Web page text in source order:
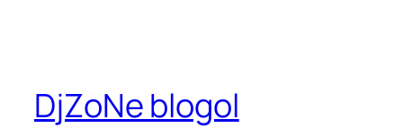
DjZoNe blogol